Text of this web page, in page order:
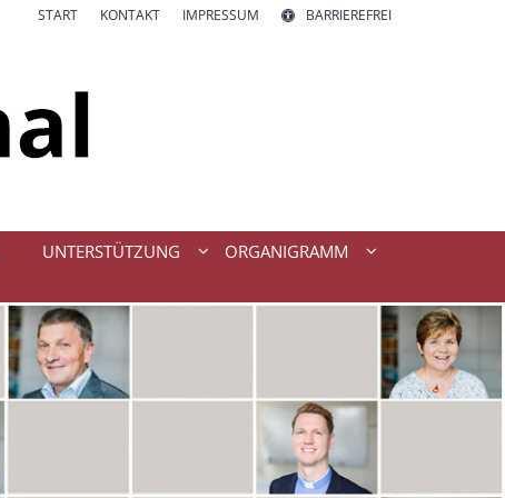
START KONTAKT IMPRESSUM BARRIEREFREI
UNTERSTÜTZUNG
ORGANIGRAMM